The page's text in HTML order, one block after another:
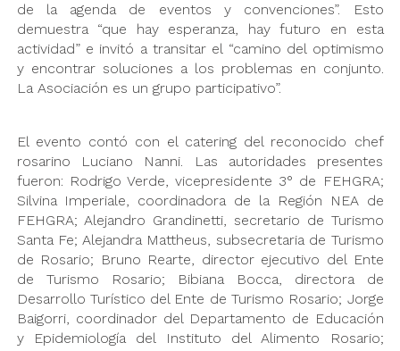
de la agenda de eventos y convenciones”. Esto
demuestra “que hay esperanza, hay futuro en esta
actividad” e invitó a transitar el “camino del optimismo
y encontrar soluciones a los problemas en conjunto.
La Asociación es un grupo participativo”.
El evento contó con el catering del reconocido chef
rosarino Luciano Nanni. Las autoridades presentes
fueron: Rodrigo Verde, vicepresidente 3° de FEHGRA;
Silvina Imperiale, coordinadora de la Región NEA de
FEHGRA; Alejandro Grandinetti, secretario de Turismo
Santa Fe; Alejandra Mattheus, subsecretaria de Turismo
de Rosario; Bruno Rearte, director ejecutivo del Ente
de Turismo Rosario; Bibiana Bocca, directora de
Desarrollo Turístico del Ente de Turismo Rosario; Jorge
Baigorri, coordinador del Departamento de Educación
y Epidemiología del Instituto del Alimento Rosario;